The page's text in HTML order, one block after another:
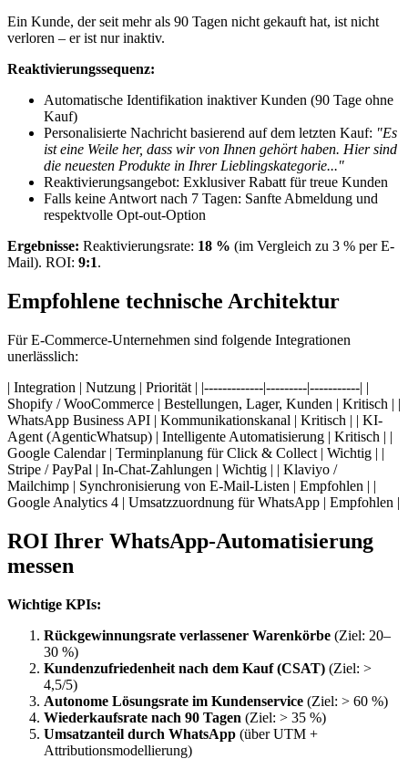
Ein Kunde, der seit mehr als 90 Tagen nicht gekauft hat, ist nicht
verloren – er ist nur inaktiv.
Reaktivierungssequenz:
Automatische Identifikation inaktiver Kunden (90 Tage ohne
Kauf)
Personalisierte Nachricht basierend auf dem letzten Kauf: "Es
ist eine Weile her, dass wir von Ihnen gehört haben. Hier sind
die neuesten Produkte in Ihrer Lieblingskategorie..."
Reaktivierungsangebot: Exklusiver Rabatt für treue Kunden
Falls keine Antwort nach 7 Tagen: Sanfte Abmeldung und
respektvolle Opt-out-Option
Ergebnisse: Reaktivierungsrate: 18 % (im Vergleich zu 3 % per E-
Mail). ROI: 9:1.
Empfohlene technische Architektur
Für E-Commerce-Unternehmen sind folgende Integrationen
unerlässlich:
| Integration | Nutzung | Priorität | |-------------|---------|-----------| |
Shopify / WooCommerce | Bestellungen, Lager, Kunden | Kritisch | |
WhatsApp Business API | Kommunikationskanal | Kritisch | | KI-
Agent (AgenticWhatsup) | Intelligente Automatisierung | Kritisch | |
Google Calendar | Terminplanung für Click & Collect | Wichtig | |
Stripe / PayPal | In-Chat-Zahlungen | Wichtig | | Klaviyo /
Mailchimp | Synchronisierung von E-Mail-Listen | Empfohlen | |
Google Analytics 4 | Umsatzzuordnung für WhatsApp | Empfohlen |
ROI Ihrer WhatsApp-Automatisierung
messen
Wichtige KPIs:
Rückgewinnungsrate verlassener Warenkörbe (Ziel: 20–
30 %)
Kundenzufriedenheit nach dem Kauf (CSAT) (Ziel: >
4,5/5)
Autonome Lösungsrate im Kundenservice (Ziel: > 60 %)
Wiederkaufsrate nach 90 Tagen (Ziel: > 35 %)
Umsatzanteil durch WhatsApp (über UTM +
Attributionsmodellierung)